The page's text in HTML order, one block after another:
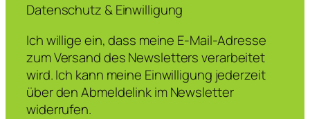
Datenschutz & Einwilligung
Ich willige ein, dass meine E-Mail-Adresse
zum Versand des Newsletters verarbeitet
wird. Ich kann meine Einwilligung jederzeit
über den Abmeldelink im Newsletter
widerrufen.